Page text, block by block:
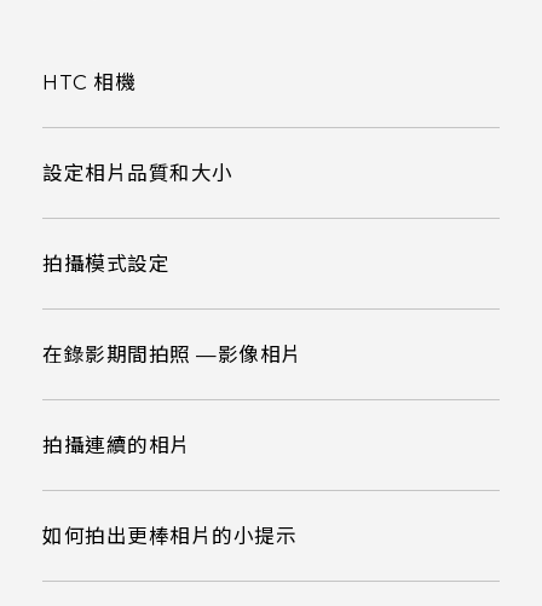
HTC 相機
設定相片品質和大小
拍攝模式設定
在錄影期間拍照 —影像相片
拍攝連續的相片
如何拍出更棒相片的小提示